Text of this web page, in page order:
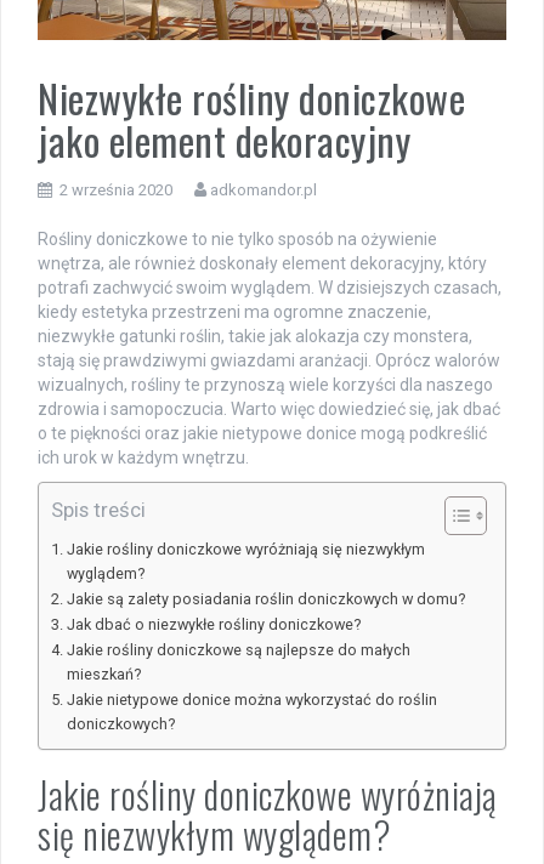
Niezwykłe rośliny doniczkowe
jako element dekoracyjny
2 września 2020 adkomandor.pl
Rośliny doniczkowe to nie tylko sposób na ożywienie
wnętrza, ale również doskonały element dekoracyjny, który
potrafi zachwycić swoim wyglądem. W dzisiejszych czasach,
kiedy estetyka przestrzeni ma ogromne znaczenie,
niezwykłe gatunki roślin, takie jak alokazja czy monstera,
stają się prawdziwymi gwiazdami aranżacji. Oprócz walorów
wizualnych, rośliny te przynoszą wiele korzyści dla naszego
zdrowia i samopoczucia. Warto więc dowiedzieć się, jak dbać
o te piękności oraz jakie nietypowe donice mogą podkreślić
ich urok w każdym wnętrzu.
Spis treści
Jakie rośliny doniczkowe wyróżniają się niezwykłym
wyglądem?
Jakie są zalety posiadania roślin doniczkowych w domu?
Jak dbać o niezwykłe rośliny doniczkowe?
Jakie rośliny doniczkowe są najlepsze do małych
mieszkań?
Jakie nietypowe donice można wykorzystać do roślin
doniczkowych?
Jakie rośliny doniczkowe wyróżniają
się niezwykłym wyglądem?